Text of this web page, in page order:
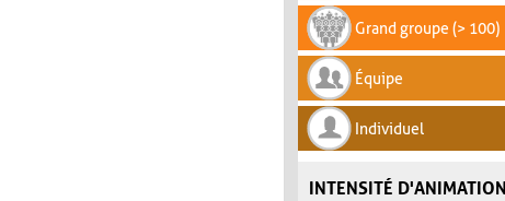
Grand groupe (> 100)
Équipe
Individuel
INTENSITÉ D'ANIMATION